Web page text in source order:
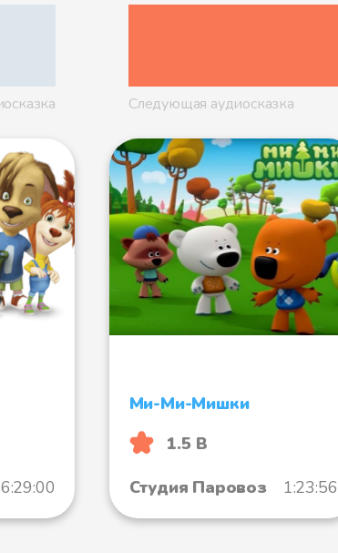
Следующая аудиосказка
6:29:00
Ми-Ми-Мишки
1.5 B
Студия Паровоз
1:23:56